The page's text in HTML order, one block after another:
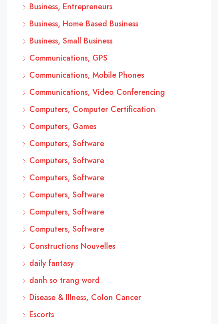
Business, Entrepreneurs
Business, Home Based Business
Business, Small Business
Communications, GPS
Communications, Mobile Phones
Communications, Video Conferencing
Computers, Computer Certification
Computers, Games
Computers, Software
Computers, Software
Computers, Software
Computers, Software
Computers, Software
Computers, Software
Constructions Nouvelles
daily fantasy
danh so trang word
Disease & Illness, Colon Cancer
Escorts